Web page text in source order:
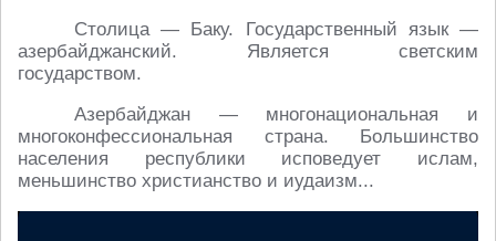
Столица — Баку. Государственный язык —
азербайджанский. Является светским
государством.
Азербайджан — многонациональная и
многоконфессиональная страна. Большинство
населения республики исповедует ислам,
меньшинство христианство и иудаизм...